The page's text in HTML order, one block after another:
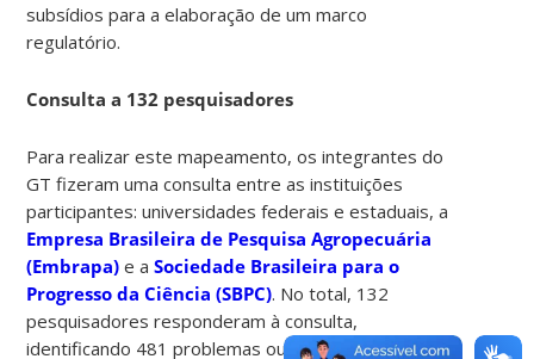
subsídios para a elaboração de um marco
regulatório.
Consulta a 132 pesquisadores
Para realizar este mapeamento, os integrantes do
GT fizeram uma consulta entre as instituições
participantes: universidades federais e estaduais, a
Empresa Brasileira de Pesquisa Agropecuária
(Embrapa) e aSociedade Brasileira para o
Progresso da Ciência (SBPC). No total, 132
pesquisadores responderam à consulta,
identificando 481 problemas ou entraves para a